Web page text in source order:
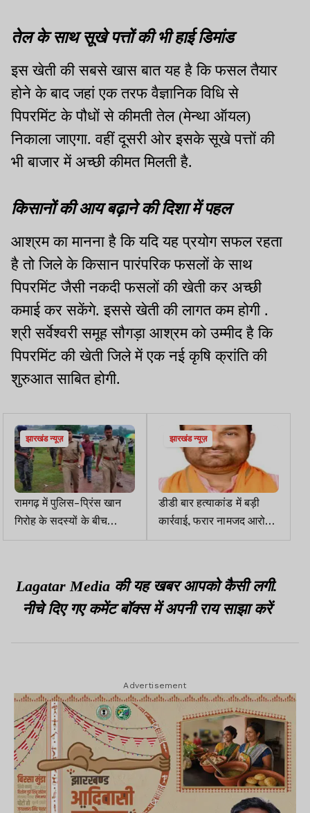
तेल के साथ सूखे पत्तों की भी हाई डिमांड
इस खेती की सबसे खास बात यह है कि फसल तैयार
होने के बाद जहां एक तरफ वैज्ञानिक विधि से
पिपरमिंट के पौधों से कीमती तेल (मेन्था ऑयल)
निकाला जाएगा. वहीं दूसरी ओर इसके सूखे पत्तों की
भी बाजार में अच्छी कीमत मिलती है.
किसानों की आय बढ़ाने की दिशा में पहल
आश्रम का मानना है कि यदि यह प्रयोग सफल रहता
है तो जिले के किसान पारंपरिक फसलों के साथ
पिपरमिंट जैसी नकदी फसलों की खेती कर अच्छी
कमाई कर सकेंगे. इससे खेती की लागत कम होगी .
श्री सर्वेश्वरी समूह सौगड़ा आश्रम को उम्मीद है कि
पिपरमिंट की खेती जिले में एक नई कृषि क्रांति की
शुरुआत साबित होगी.
झारखंड न्यूज़
रामगढ़ में पुलिस-प्रिंस खान
गिरोह के सदस्यों के बीच
मुठभेड़, चार गिरफ्तार, एक को
झारखंड न्यूज़
डीडी बार हत्याकांड में बड़ी
कार्रवाई, फरार नामजद आरोपी
व बार संचालक नीरज सिंह
Lagatar Media की यह खबर आपको कैसी लगी.
नीचे दिए गए कमेंट बॉक्स में अपनी राय साझा करें
Advertisement